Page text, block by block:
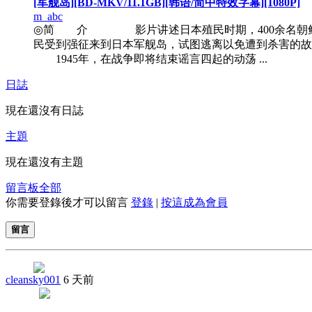
m_abc
◎简 介 影片讲述日本殖民时期，400余名朝
民受到强征来到日本军舰岛，试图逃离以免遭到杀害的故
1945年，在战争即将结束谣言四起的动荡 ...
日誌
現在還沒有日誌
主題
現在還沒有主題
留言板全部
你需要登錄後才可以留言 登錄 | 按這成為會員
留言
cleansky001 6 天前